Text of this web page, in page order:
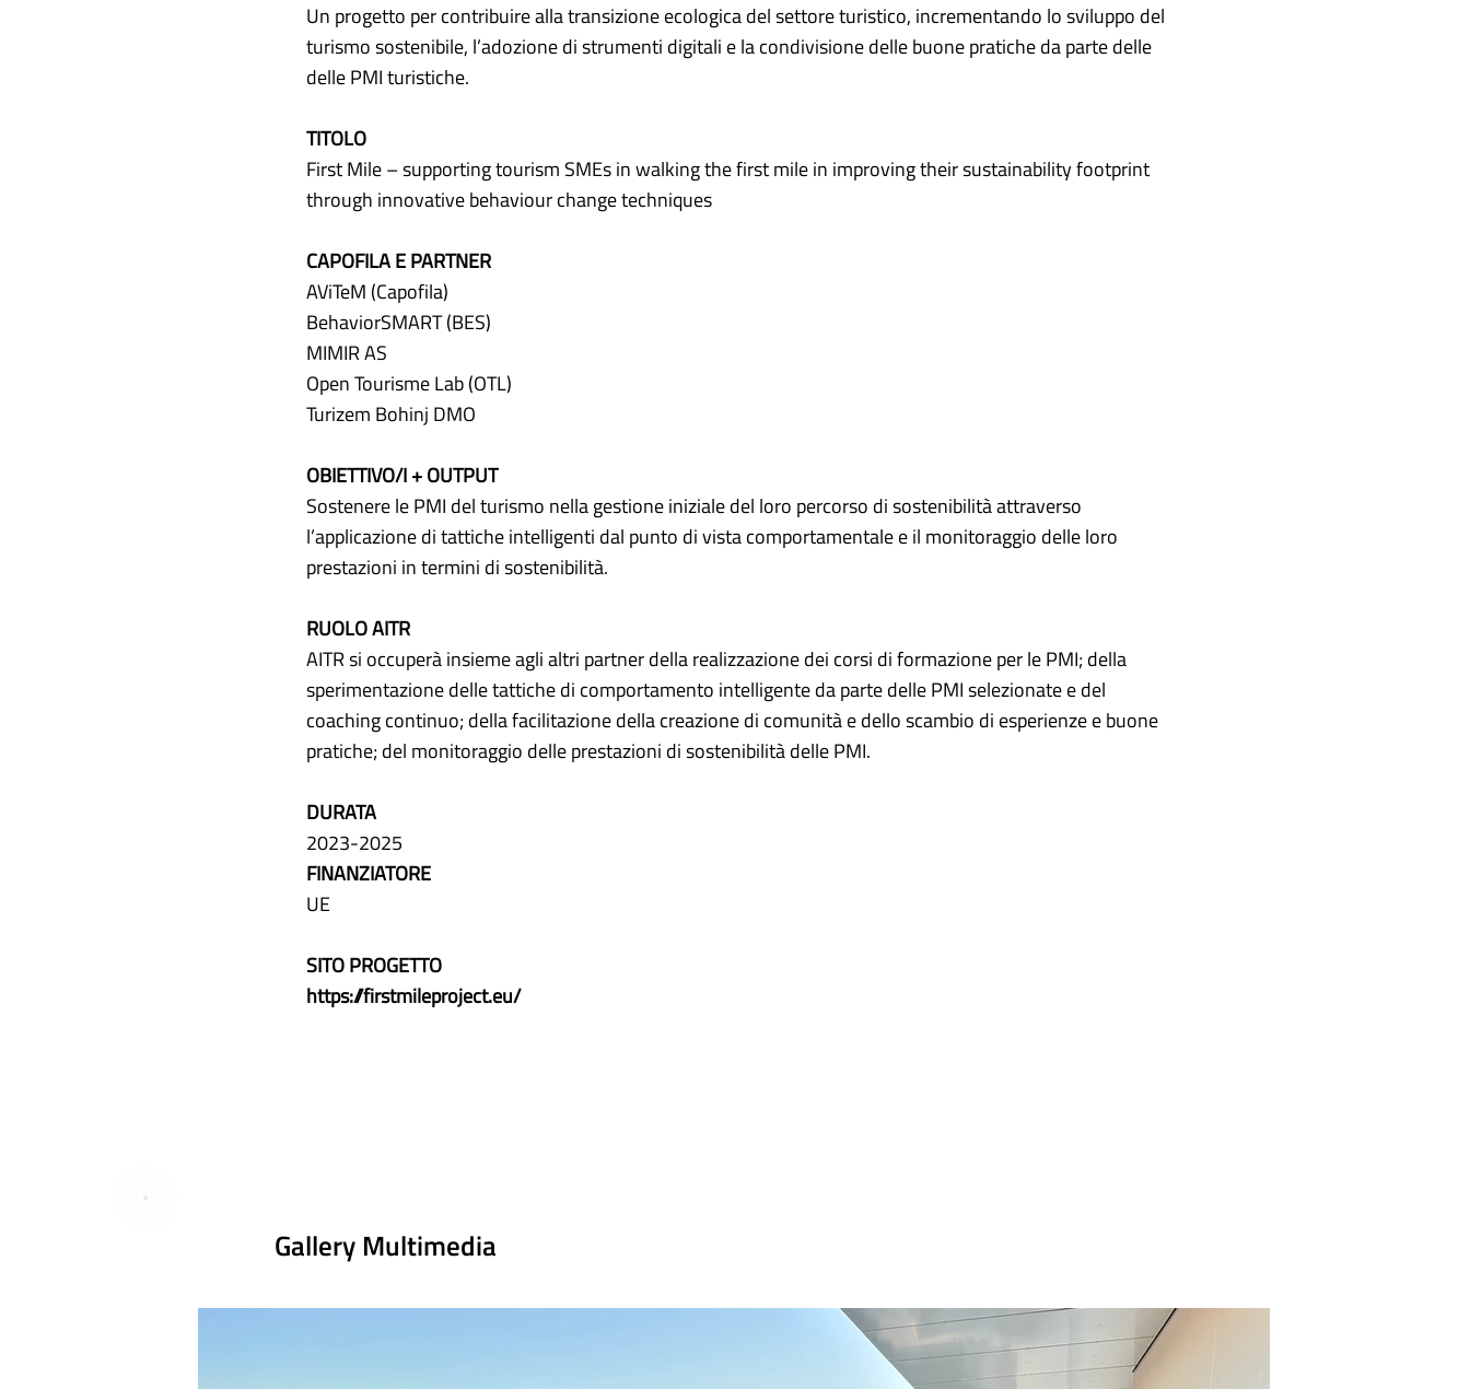
Un progetto per contribuire alla transizione ecologica del settore turistico, incrementando lo sviluppo del
turismo sostenibile, l’adozione di strumenti digitali e la condivisione delle buone pratiche da parte delle
delle PMI turistiche.
TITOLO
First Mile – supporting tourism SMEs in walking the first mile in improving their sustainability footprint
through innovative behaviour change techniques
CAPOFILA E PARTNER
AViTeM (Capofila)
BehaviorSMART (BES)
MIMIR AS
Open Tourisme Lab (OTL)
Turizem Bohinj DMO
OBIETTIVO/I + OUTPUT
Sostenere le PMI del turismo nella gestione iniziale del loro percorso di sostenibilità attraverso
l’applicazione di tattiche intelligenti dal punto di vista comportamentale e il monitoraggio delle loro
prestazioni in termini di sostenibilità.
RUOLO AITR
AITR si occuperà insieme agli altri partner della realizzazione dei corsi di formazione per le PMI; della
sperimentazione delle tattiche di comportamento intelligente da parte delle PMI selezionate e del
coaching continuo; della facilitazione della creazione di comunità e dello scambio di esperienze e buone
pratiche; del monitoraggio delle prestazioni di sostenibilità delle PMI.
DURATA
2023-2025
FINANZIATORE
UE
SITO PROGETTO
https://firstmileproject.eu/
Gallery Multimedia